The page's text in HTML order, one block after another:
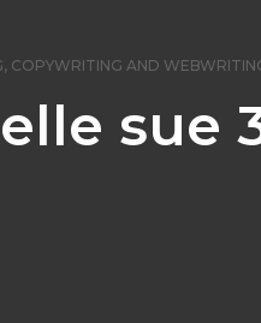
, COPYWRITING AND
sue